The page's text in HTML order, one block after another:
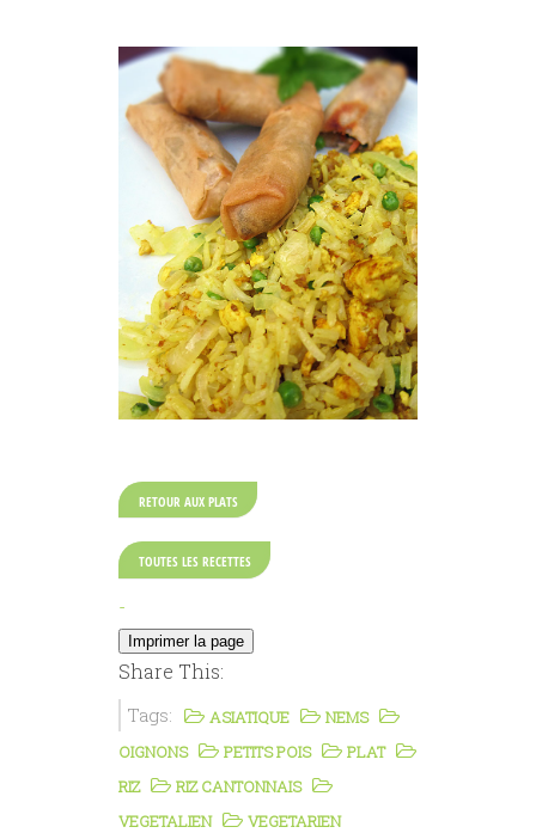
RETOUR AUX PLATS
TOUTES LES RECETTES
-
Share This:
Tags: ASIATIQUE
NEMS
OIGNONS
PETITS POIS
PLAT
RIZ
RIZ CANTONNAIS
VEGETALIEN
VEGETARIEN